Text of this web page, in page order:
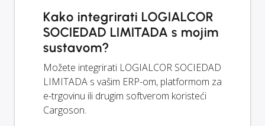
Kako integrirati LOGIALCOR
SOCIEDAD LIMITADA s mojim
sustavom?
Možete integrirati LOGIALCOR SOCIEDAD
LIMITADA s vašim ERP-om, platformom za
e-trgovinu ili drugim softverom koristeći
Cargoson.